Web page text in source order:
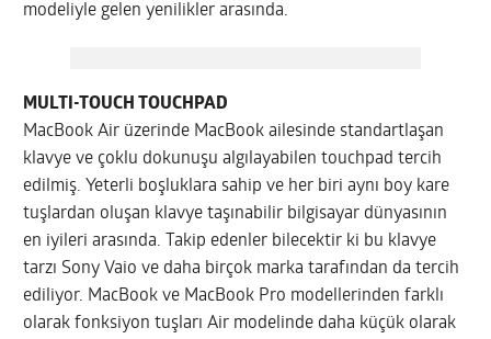
modeliyle gelen yenilikler arasında.
MULTI-TOUCH TOUCHPAD
MacBook Air üzerinde MacBook ailesinde standartlaşan
klavye ve çoklu dokunuşu algılayabilen touchpad tercih
edilmiş. Yeterli boşluklara sahip ve her biri aynı boy kare
tuşlardan oluşan klavye taşınabilir bilgisayar dünyasının
en iyileri arasında. Takip edenler bilecektir ki bu klavye
tarzı Sony Vaio ve daha birçok marka tarafından da tercih
ediliyor. MacBook ve MacBook Pro modellerinden farklı
olarak fonksiyon tuşları Air modelinde daha küçük olarak